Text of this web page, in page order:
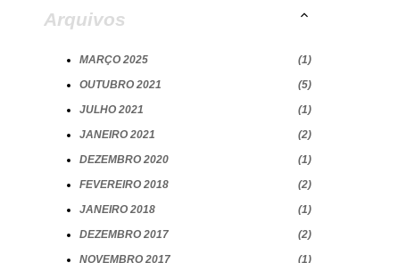
Arquivos
MARÇO 2025
1
OUTUBRO 2021
5
JULHO 2021
1
JANEIRO 2021
2
DEZEMBRO 2020
1
FEVEREIRO 2018
2
JANEIRO 2018
1
DEZEMBRO 2017
2
NOVEMBRO 2017
1